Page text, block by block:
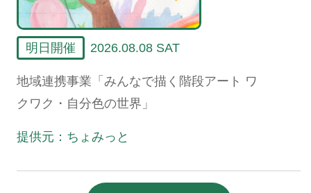
明日開催 2026.08.08 SAT
地域連携事業「みんなで描く階段アート ワ
クワク・自分色の世界」
提供元：ちょみっと